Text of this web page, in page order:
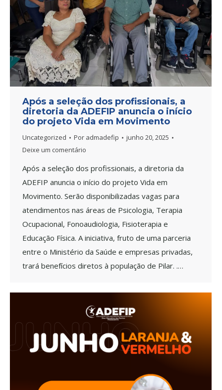
Após a seleção dos profissionais, a
diretoria da ADEFIP anuncia o início
do projeto Vida em Movimento
Uncategorized Por admadefip
junho 20, 2025
Deixe um comentário
Após a seleção dos profissionais, a diretoria da
ADEFIP anuncia o início do projeto Vida em
Movimento. Serão disponibilizadas vagas para
atendimentos nas áreas de Psicologia, Terapia
Ocupacional, Fonoaudiologia, Fisioterapia e
Educação Física. A iniciativa, fruto de uma parceria
entre o Ministério da Saúde e empresas privadas,
trará benefícios diretos à população de Pilar. .…